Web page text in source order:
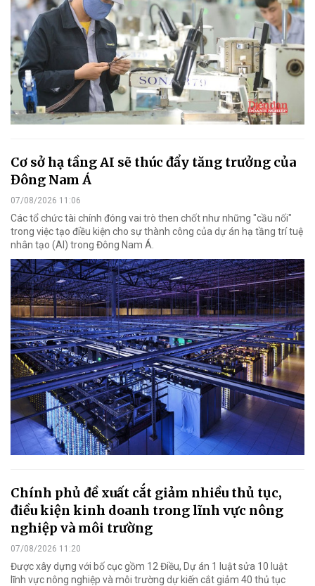
Cơ sở hạ tầng AI sẽ thúc đẩy tăng trưởng của
Đông Nam Á
07/08/2026 11:06
Các tổ chức tài chính đóng vai trò then chốt như những "cầu nối"
trong việc tạo điều kiện cho sự thành công của dự án hạ tầng trí tuệ
nhân tạo (AI) trong Đông Nam Á.
Chính phủ đề xuất cắt giảm nhiều thủ tục,
điều kiện kinh doanh trong lĩnh vực nông
nghiệp và môi trường
07/08/2026 11:20
Được xây dựng với bố cục gồm 12 Điều, Dự án 1 luật sửa 10 luật
lĩnh vực nông nghiệp và môi trường dự kiến cắt giảm 40 thủ tục